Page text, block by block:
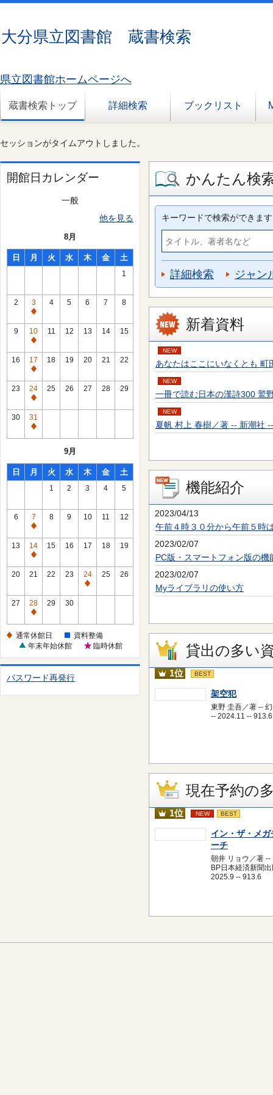
大分県立図書館 蔵書検索
県立図書館ホームページへ
蔵書検索トップ 詳細検索 ブックリスト
セッションがタイムアウトしました。
開館日カレンダー
一般
他を見る
8月
日 月 火 水 木 金 土
1
2
3
通
常
休
館
日
4 5 6 7 8
9
10
通
常
休
館
日
11 12 13 14 15
16
17
通
常
休
館
日
18 19 20 21 22
23
24
通
常
休
館
25 26 27 28 29
30
31
通
館
日
9月
日 月 火 水 木 金 土
1 2 3 4 5
6
7
通
常
休
館
8 9 10 11 12
13
14
通
常
館
日
15 16 17 18 19
20 21 22 23
24
通
館
日
25 26
27
28
通
休
日
29 30
通常休館日
資料整備
年末年始休館
臨時休館
パスワード再発行
かんたん検
キーワードで検索ができます
詳細検索 ジャン
新着資料
NEW
あなたはここにいなくとも
NEW
一冊で読む日本の漢詩300 鷲
NEW
夏帆 村上 春樹／著 -- 新潮社
機能紹介
2023/04/13
午前４時３０分から午前５時
2023/02/07
PC版・スマートフォン版の機
2023/02/07
Myライブラリの使い方
貸出の多い
1位 BEST
架空犯
東野 圭吾／著 --
-- 2024.11 -- 913.6
現在予約の
1位 NEW BEST
イン・ザ・メガ
ーチ
朝井 リョウ／著 --
BP日本経済新聞
2025.9 -- 913.6